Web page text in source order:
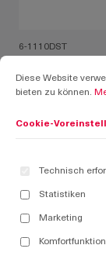
6-1110DST
Cookie-
Diese Website
Diese Website
bieten zu können.
Cookie-
Technisch
Statistiken
Marketing